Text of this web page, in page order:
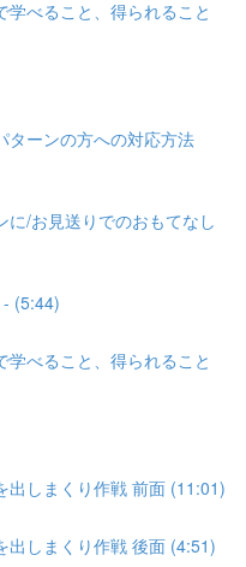
学べること、得られること
ターンの方への対応方法
に/お見送りでのおもてなし
(5:44)
学べること、得られること
出しまくり作戦 前面 (11:01)
出しまくり作戦 後面 (4:51)